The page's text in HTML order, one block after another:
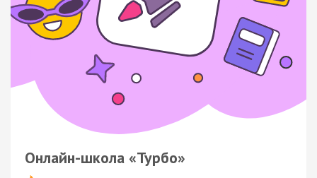
Онлайн-школа «Турбо»